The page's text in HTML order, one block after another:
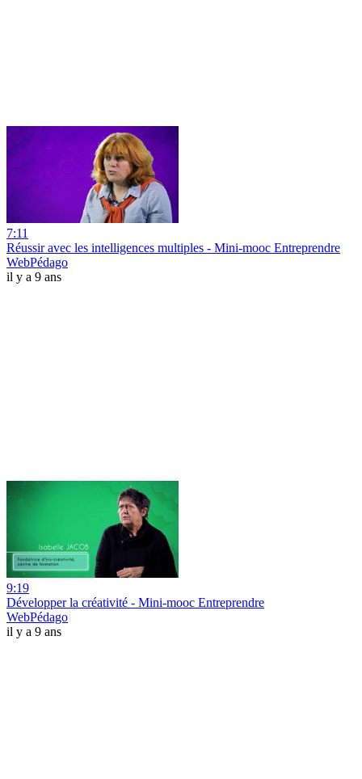
7:11
Réussir avec les intelligences multiples - Mini-mooc Entreprendre
WebPédago
il y a 9 ans
9:19
Développer la créativité - Mini-mooc Entreprendre
WebPédago
il y a 9 ans